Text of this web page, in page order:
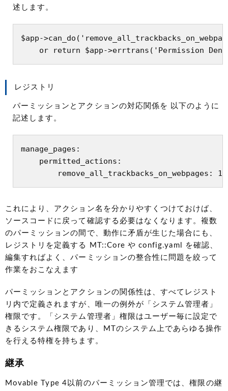
述します。
$app-
レジストリ
パーミッションとアクションの対応関係を 以下のように
記述します。
manage_pages:
    permitted_actions:
これにより、アクション名を分かりやすくつけておけば、
ソースコードに戻って確認する必要はなくなります。複数
のパーミッションの間で、動作に矛盾が生じた場合にも、
レジストリを定義する MT::Core や config.yaml を確認、
編集すればよく、パーミッションの整合性に問題を絞って
作業をおこなえます
パーミッションとアクションの関係性は、すべてレジスト
リ内で定義されますが、唯一の例外が「システム管理者」
権限です。「システム管理者」権限はユーザー毎に設定で
きるシステム権限であり、MTのシステム上であらゆる操作
を行える特権を持ちます。
継承
Movable Type 4以前のパーミッション管理では、権限の継